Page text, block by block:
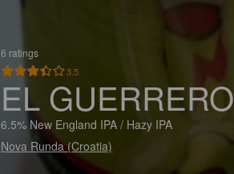
6 ratings
3.5
EL
6.5% New England IPA / Hazy IPA
Nova Runda (Croatia)